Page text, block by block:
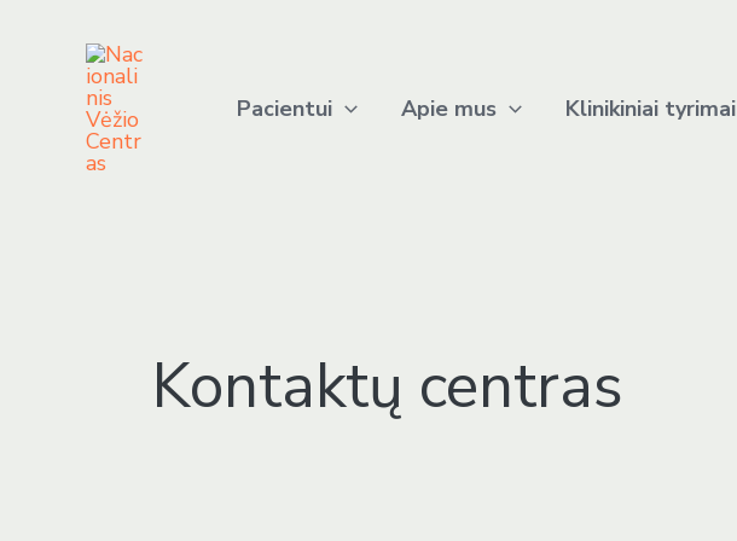
Pacientui Apie mus Klinikiniai tyrimai
Kontaktų centras